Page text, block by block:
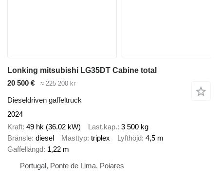
Lonking mitsubishi LG35DT Cabine total
20 500 €
≈ 225 200 kr
Dieseldriven gaffeltruck
2024
Kraft 49 hk (36.02 kW) Last.kap. 3 500 kg
Bränsle diesel Masttyp triplex Lyfthöjd 4,5 m
Gaffellängd 1,22 m
Portugal, Ponte de Lima, Poiares